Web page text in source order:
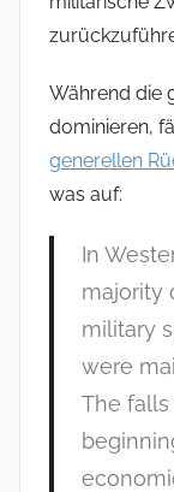
Während die
dominieren,
generellen
was auf:
In
majority
military
were
The